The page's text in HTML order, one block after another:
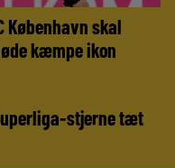
København skal
kæmpe ikon
stjerne tæt